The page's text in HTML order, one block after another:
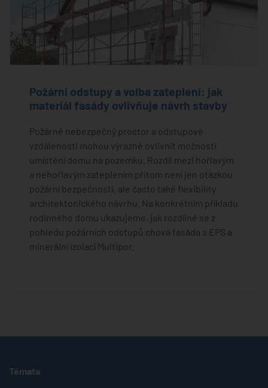
Požární odstupy a volba zateplení: jak
materiál fasády ovlivňuje návrh stavby
Požárně nebezpečný prostor a odstupové
vzdálenosti mohou výrazně ovlivnit možnosti
umístění domu na pozemku. Rozdíl mezi hořlavým
a nehořlavým zateplením přitom není jen otázkou
požární bezpečnosti, ale často také flexibility
architektonického návrhu. Na konkrétním příkladu
rodinného domu ukazujeme, jak rozdílně se z
pohledu požárních odstupů chová fasáda s EPS a
minerální izolací Multipor.
Témata